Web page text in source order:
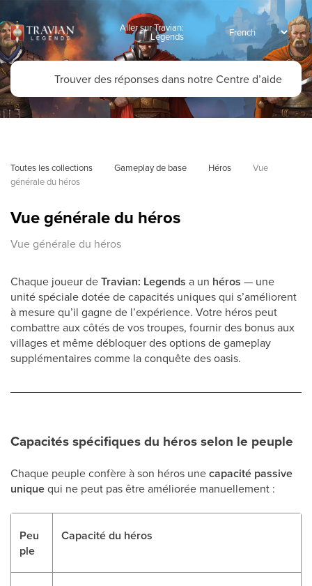
Aller sur Travian:
Legends
Toutes les collections Gameplay de base Héros
Vue
générale du héros
Vue générale du héros
Vue générale du héros
Chaque joueur deTravian: Legends a un héros — une
unité spéciale dotée de capacités uniques qui s’améliorent
à mesure qu’il gagne de l’expérience. Votre héros peut
combattre aux côtés de vos troupes, fournir des bonus aux
villages et même débloquer des options de gameplay
supplémentaires comme la conquête des oasis.
Capacités spécifiques du héros selon le peuple
Chaque peuple confère à son héros unecapacité passive
uniquequi ne peut pas être améliorée manuellement :
Peu
ple
Capacité du héros